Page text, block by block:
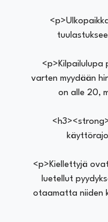
<p>Kilpailulupa
varten myydään
on alle 20,
<p>Kiellettyjä
luetellut
otaamatta niiden